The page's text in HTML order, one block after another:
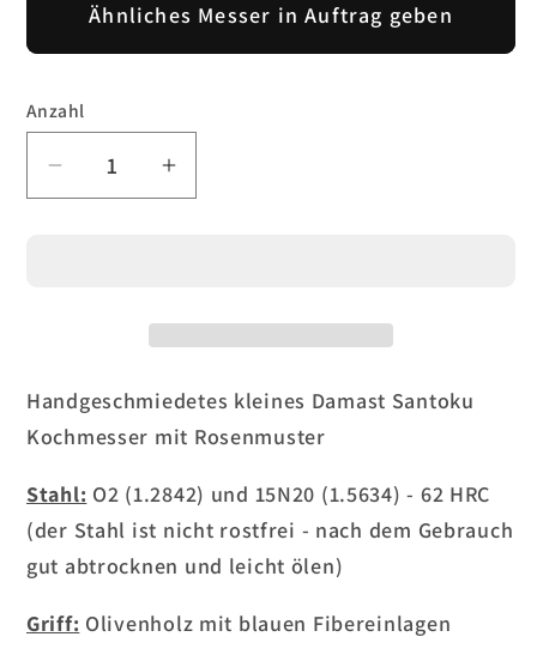
Ähnliches Messer in Auftrag geben
Anzahl
Verringere
mm
–
160
Lagen
–
Olivenholz
Erhöhe
mm
–
160
Lagen
Olivenholz
Handgeschmiedetes kleines Damast Santoku
Kochmesser mit Rosenmuster
Stahl: O2 (1.2842) und 15N20 (1.5634) - 62 HRC
(der Stahl ist nicht rostfrei - nach dem Gebrauch
gut abtrocknen und leicht ölen)
Griff: Olivenholz mit blauen Fibereinlagen